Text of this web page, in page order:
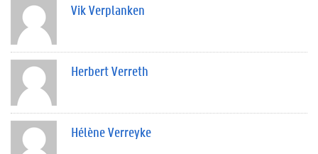
Vik Verplanken
Herbert Verreth
Hélène Verreyke